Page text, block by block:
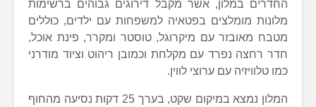
החדרים במלון, אשר מקבל דירוגים גבוהים ברשימות
מלונות מומלצים בפטאיה למשפחות עם ילדים, כוללים
מטבח מאובזר עם מיקרוגל, טוסטר ומקרר, פינת אוכל,
חדר רחצה נפרד עם מקלחת וכמובן ריהוט וציוד מודרני
כמו טלוויזיה עם ערוצי לווין.
המלון נמצא במיקום שקט, בערך 25 דקות נסיעה מהחוף